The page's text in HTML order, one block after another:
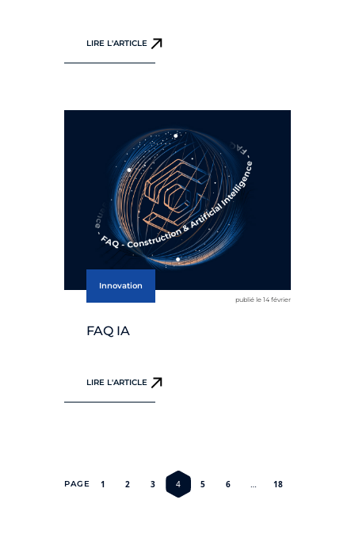
LIRE L'ARTICLE
Innovation
publié le 14 février
FAQ IA
LIRE L'ARTICLE
PAGE 1 2 3 4 5 6 … 18